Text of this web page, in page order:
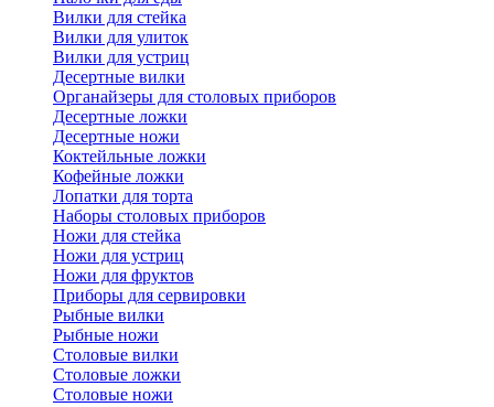
Вилки для стейка
Вилки для улиток
Вилки для устриц
Десертные вилки
Органайзеры для столовых приборов
Десертные ложки
Десертные ножи
Коктейльные ложки
Кофейные ложки
Лопатки для торта
Наборы столовых приборов
Ножи для стейка
Ножи для устриц
Ножи для фруктов
Приборы для сервировки
Рыбные вилки
Рыбные ножи
Столовые вилки
Столовые ложки
Столовые ножи